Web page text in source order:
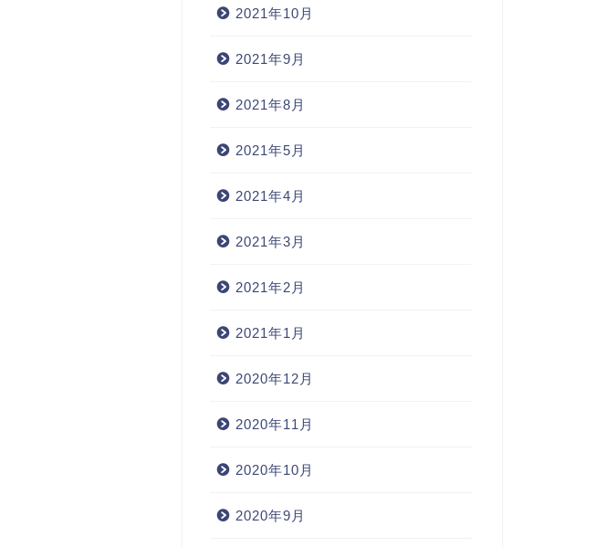
2021年10月
2021年9月
2021年8月
2021年5月
2021年4月
2021年3月
2021年2月
2021年1月
2020年12月
2020年11月
2020年10月
2020年9月